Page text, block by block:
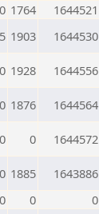
0 1764 1644521
1903 1644530
0 1928 1644556
0 1876 1644564
0 0 1644572
0 1885 1643886
0 0 0